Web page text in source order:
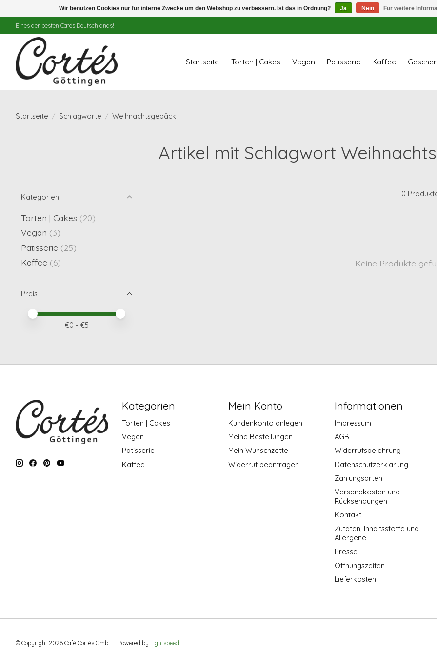
Eines der besten Cafés Deutschlands!
Startseite Torten | Cakes Vegan Patisserie Kaffee
Startseite / Schlagworte / Weihnachtsgebäck
Artikel mit Schlagwort
Kategorien
Torten | Cakes (20)
Vegan (3)
Patisserie (25)
Kaffee (6)
Preis
Preis – Mindestwert
Price maximum value
€0 - €5
0
Keine Produkte
Kategorien
Torten | Cakes
Vegan
Patisserie
Kaffee
Mein Konto
Kundenkonto anlegen
Meine Bestellungen
Mein Wunschzettel
Widerruf beantragen
Informationen
Impressum
AGB
Widerrufsbelehrung
Datenschutzerklärung
Zahlungsarten
Versandkosten und
Rücksendungen
Kontakt
Zutaten, Inhaltsstoffe und
Allergene
Presse
Öffnungszeiten
Lieferkosten
© Copyright 2026 Café Cortés GmbH - Powered by Lightspeed
Wir benutzen Cookies nur für interne Zwecke um den Webshop zu verbessern. Ist das in Ordnung? Ja Nein Für weitere